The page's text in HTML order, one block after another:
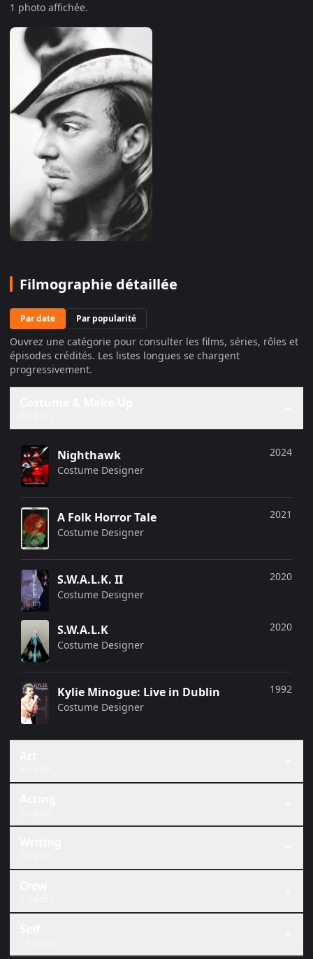
1 photo affichée.
Filmographie détaillée
Par date Par popularité
Ouvrez une catégorie pour consulter les films, séries, rôles et
épisodes crédités. Les listes longues se chargent
progressivement.
Nighthawk
Costume Designer
2024
A Folk Horror Tale
Costume Designer
2021
S.W.A.L.K. II
Costume Designer
2020
S.W.A.L.K
Costume Designer
2020
Kylie Minogue: Live in Dublin
Costume Designer
1992